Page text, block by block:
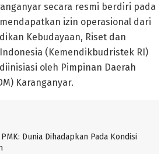
secara resmi berdiri pada
izin operasional dari
Kebudayaan, Riset dan
(Kemendikbudristek RI)
oleh Pimpinan Daerah
Karanganyar.
Dunia Dihadapkan Pada Kondisi